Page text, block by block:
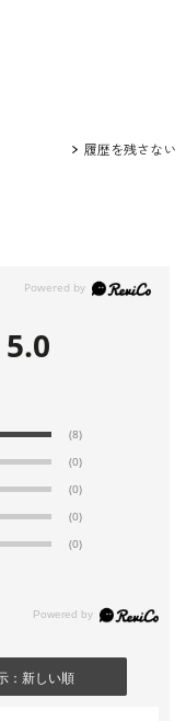
履歴を残さない
5.0
(8)
(0)
(0)
(0)
(0)
：新しい順